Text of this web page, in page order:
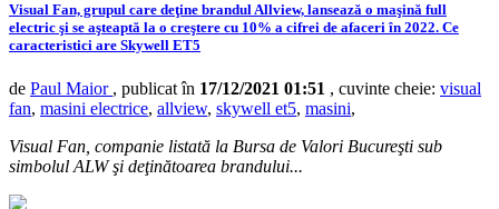
Visual Fan, grupul care deţine brandul Allview, lansează o maşină full
electric şi se aşteaptă la o creştere cu 10% a cifrei de afaceri în 2022. Ce
caracteristici are Skywell ET5
de Paul Maior , publicat în 17/12/2021 01:51 , cuvinte cheie: visual
fan, masini electrice, allview, skywell et5, masini,
Visual Fan, companie listată la Bursa de Valori Bucureşti sub
simbolul ALW şi deţinătoarea brandului...